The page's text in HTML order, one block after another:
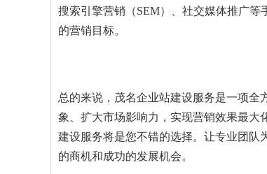
搜索引擎营销（SEM）、社交媒体推广
的营销目标。
总的来说，茂名企业站建设服务是一项
象、扩大市场影响力，实现营销效果最大
建设服务将是您不错的选择。让专业团队
的商机和成功的发展机会。